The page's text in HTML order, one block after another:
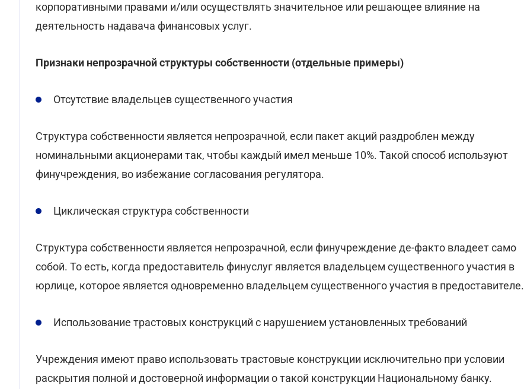
корпоративными правами и/или осуществлять значительное или решающее влияние на
деятельность надавача финансовых услуг.
Признаки непрозрачной структуры собственности (отдельные примеры)
Отсутствие владельцев существенного участия
Структура собственности является непрозрачной, если пакет акций раздроблен между
номинальными акционерами так, чтобы каждый имел меньше 10%. Такой способ используют
финучреждения, во избежание согласования регулятора.
Циклическая структура собственности
Структура собственности является непрозрачной, если финучреждение де-факто владеет само
собой. То есть, когда предоставитель финуслуг является владельцем существенного участия в
юрлице, которое является одновременно владельцем существенного участия в предоставителе.
Использование трастовых конструкций с нарушением установленных требований
Учреждения имеют право использовать трастовые конструкции исключительно при условии
раскрытия полной и достоверной информации о такой конструкции Национальному банку.